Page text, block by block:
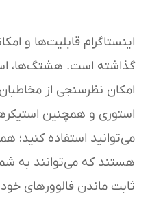
اینستاگرام قابلیت‌ها و
گذاشته است. هشتگ‌ها،
امکان نظرسنجی از
استوری و همچنین
می‌توانید استفاده کنید؛
هستند که می‌توانند به
ثابت ماندن فالوور‌های